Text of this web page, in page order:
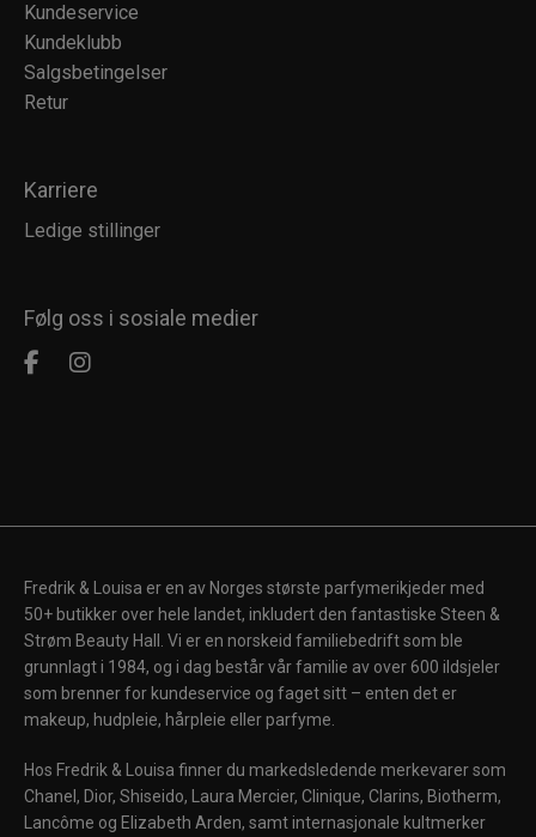
Kundeservice
Kundeklubb
Salgsbetingelser
Retur
Karriere
Ledige stillinger
Følg oss i sosiale medier
Fredrik & Louisa er en av Norges største parfymerikjeder med
50+ butikker over hele landet, inkludert den fantastiske Steen &
Strøm Beauty Hall. Vi er en norskeid familiebedrift som ble
grunnlagt i 1984, og i dag består vår familie av over 600 ildsjeler
som brenner for kundeservice og faget sitt – enten det er
makeup, hudpleie, hårpleie eller parfyme.
Hos Fredrik & Louisa finner du markedsledende merkevarer som
Chanel, Dior, Shiseido, Laura Mercier, Clinique, Clarins, Biotherm,
Lancôme og Elizabeth Arden, samt internasjonale kultmerker